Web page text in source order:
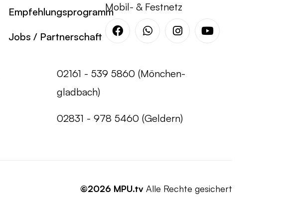
Empfehlungsprogramm
Jobs / Partnerschaft
Mobil- & Festnetz
FacebookWhatsappInstagramYoutube
02161 - 539 5860 (Mönchen-
gladbach)
02831 - 978 5460 (Geldern)
©2026 MPU.tv Alle Rechte gesichert